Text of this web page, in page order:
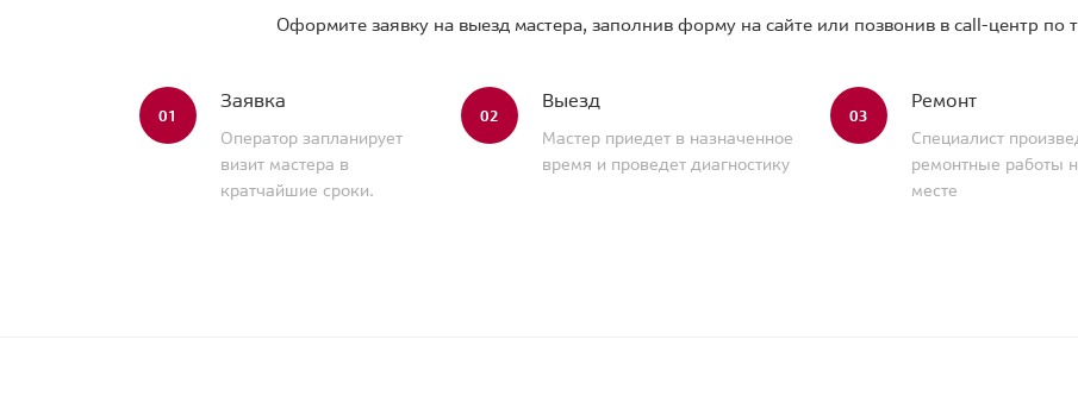
Оформите заявку на выезд мастера, заполнив форму на сайте или позвонив в call-центр по
01
Заявка
Оператор запланирует
визит мастера в
кратчайшие сроки.
02
Выезд
Мастер приедет в назначенное
время и проведет диагностику
03
Ремонт
Специалист
ремонтные работы
месте